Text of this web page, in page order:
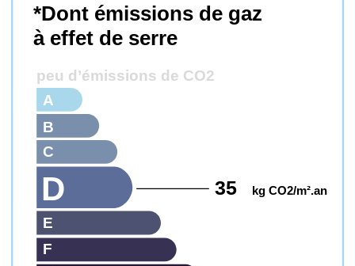
*Dont émissions de gaz
à effet de serre
peu d’émissions de CO2
F
E
D 35 kg CO2/m².an
C
B
A